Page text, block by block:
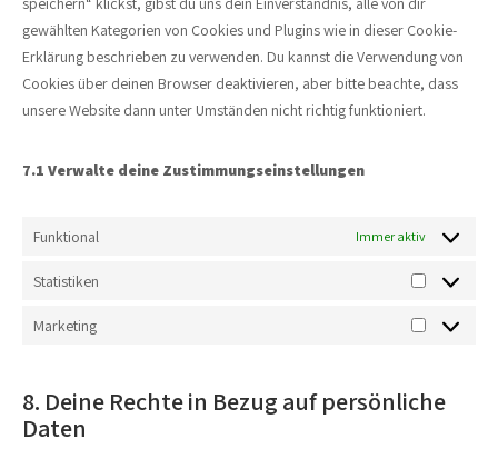
gewählten Kategorien von Cookies und Plugins wie in dieser Cookie-
Erklärung beschrieben zu verwenden. Du kannst die Verwendung von
Cookies über deinen Browser deaktivieren, aber bitte beachte, dass
unsere Website dann unter Umständen nicht richtig funktioniert.
7.1 Verwalte deine Zustimmungseinstellungen
Funktional Immer aktiv
Statistiken
Marketing
8. Deine Rechte in Bezug auf persönliche
Daten